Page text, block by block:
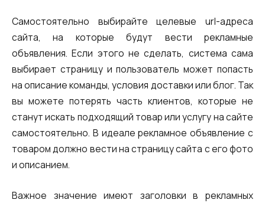
Самостоятельно выбирайте целевые url-адреса
сайта, на которые будут вести рекламные
объявления. Если этого не сделать, система сама
выбирает страницу и пользователь может попасть
на описание команды, условия доставки или блог. Так
вы можете потерять часть клиентов, которые не
станут искать подходящий товар или услугу на сайте
самостоятельно. В идеале рекламное объявление с
товаром должно вести на страницу сайта с его фото
и описанием.
Важное значение имеют заголовки в рекламных